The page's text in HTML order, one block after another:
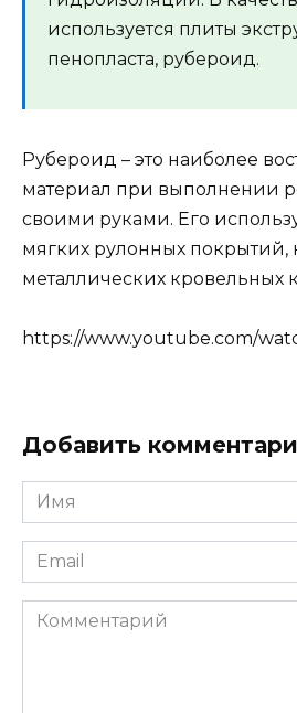
используется плиты
пенопласта, рубероид.
Рубероид – это наиболее
материал при выполнении
своими руками. Его
мягких рулонных покрытий,
металлических кровельных
https://www.youtube.com/
Добавить
Имя
Email
Комментарий